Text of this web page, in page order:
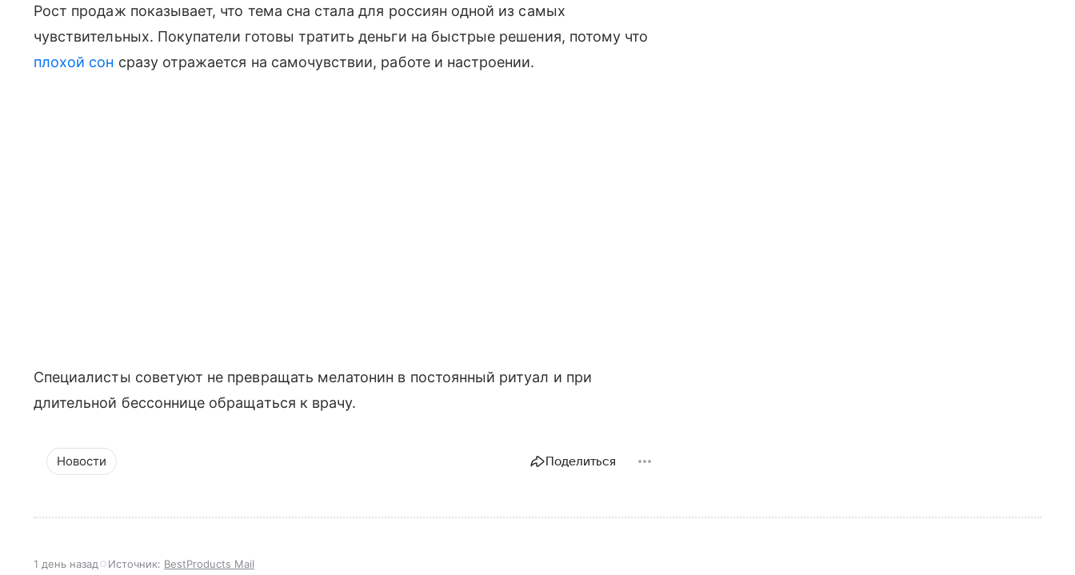
Рост продаж показывает, что тема сна стала для россиян одной из самых
чувствительных. Покупатели готовы тратить деньги на быстрые решения, потому что
плохой сон сразу отражается на самочувствии, работе и настроении.
Специалисты советуют не превращать мелатонин в постоянный ритуал и при
длительной бессоннице обращаться к врачу.
Новости Поделиться
1 день назад Источник: BestProducts Mail